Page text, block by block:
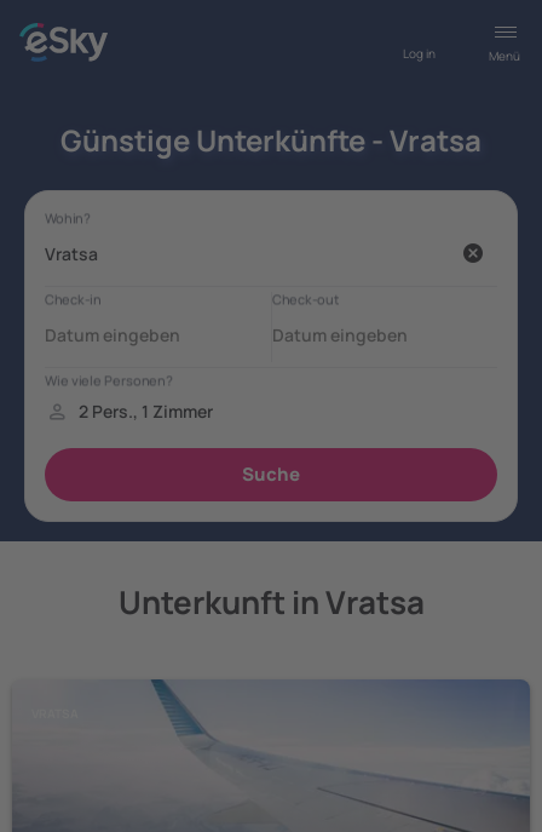
Menü
Log in
Günstige Unterkünfte - Vratsa
Unterkunft in Vratsa